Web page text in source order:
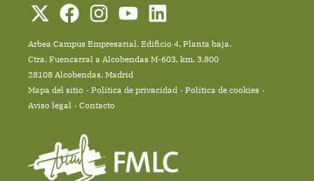
Arbea Campus Empresarial. Edificio 4, Planta baja.
Ctra. Fuencarral a Alcobendas M-603, km. 3,800
28108 Alcobendas, Madrid
Mapa del sitio
Política de privacidad
Política de cookies
Aviso legal
Contacto